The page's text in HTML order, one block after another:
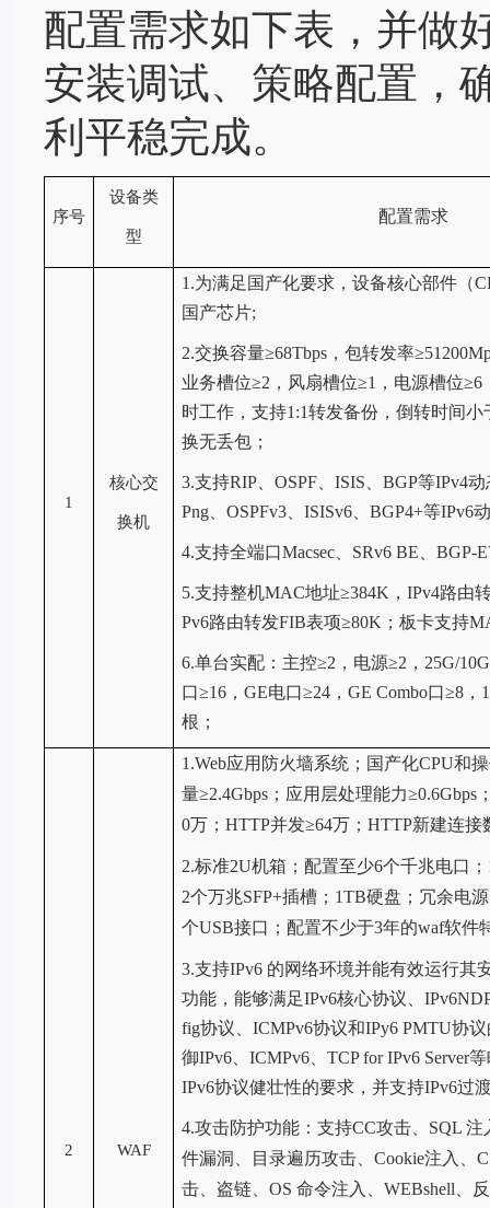
配置需求如下表， 并做
安装调试、 策略配置 ，
利平稳完成。
序号
设备类
型
配置需求
1
核心交
换机
1.为满足国产化要求，设备核心部件（
国产芯片;
2.交换容量≥68Tbps，包转发率
业务槽位≥2，风扇槽位≥1，电源槽位≥6
时工作，支持1:1转发备份，倒转时间小
换无丢包；
3.支持RIP、OSPF、ISIS、BGP等IPv4
Png、OSPFv3、ISISv6、BGP4+等IPv6
4.支持全端口Macsec、SRv6 BE、BGP-
5.支持整机MAC地址≥384K，IPv4路由
Pv6路由转发FIB表项≥80K；板卡支持
6.单台实配：主控≥2，电源≥2，25G/
口≥16，GE电口≥24，GE Combo口≥8，
根；
2 WAF
1.Web应用防火墙系统；国产化CPU和
量≥2.4Gbps；应用层处理能力≥0.6Gbps
0万；HTTP并发≥64万；HTTP新建连接
2.标准2U机箱；配置至少6个千兆电口
2个万兆SFP+插槽；1TB硬盘；冗余电
个USB接口； 配置不少于3年的waf软件
3.支持IPv6 的网络环境并能有效运行其
功能，能够满足IPv6核心协议、
fig协议、ICMPv6协议和IPy6 PMTU协
御IPv6、ICMPv6、TCP for IPv6 Server
IPv6协议健壮性的要求，并支持IPv6过
4.攻击防护功能：支持CC攻击、SQL
件漏洞、目录遍历攻击、Cookie注入、
击、盗链、OS 命令注入、WEBshell、